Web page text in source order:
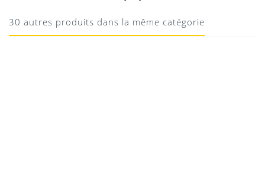
recommander
13/05/2015
30 autres produits dans la même catégorie